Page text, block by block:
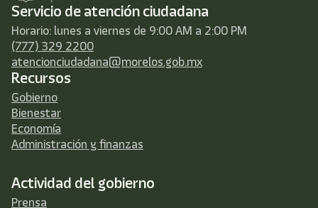
Servicio de atención ciudadana
Horario: lunes a viernes de 9:00 AM a 2:00 PM
(777) 329 2200
atencionciudadana@morelos.gob.mx
Recursos
Gobierno
Bienestar
Economía
Administración y finanzas
Actividad del gobierno
Prensa